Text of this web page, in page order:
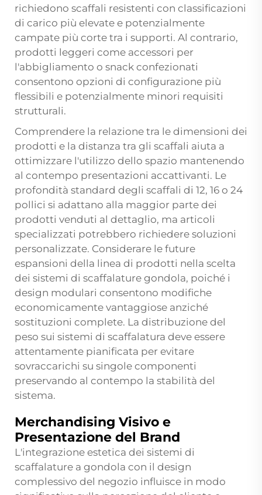
richiedono scaffali resistenti con classificazioni
di carico più elevate e potenzialmente
campate più corte tra i supporti. Al contrario,
prodotti leggeri come accessori per
l'abbigliamento o snack confezionati
consentono opzioni di configurazione più
flessibili e potenzialmente minori requisiti
strutturali.
Comprendere la relazione tra le dimensioni dei
prodotti e la distanza tra gli scaffali aiuta a
ottimizzare l'utilizzo dello spazio mantenendo
al contempo presentazioni accattivanti. Le
profondità standard degli scaffali di 12, 16 o 24
pollici si adattano alla maggior parte dei
prodotti venduti al dettaglio, ma articoli
specializzati potrebbero richiedere soluzioni
personalizzate. Considerare le future
espansioni della linea di prodotti nella scelta
dei sistemi di scaffalature gondola, poiché i
design modulari consentono modifiche
economicamente vantaggiose anziché
sostituzioni complete. La distribuzione del
peso sui sistemi di scaffalatura deve essere
attentamente pianificata per evitare
sovraccarichi su singole componenti
preservando al contempo la stabilità del
sistema.
Merchandising Visivo e
Presentazione del Brand
L'integrazione estetica dei sistemi di
scaffalature a gondola con il design
complessivo del negozio influisce in modo